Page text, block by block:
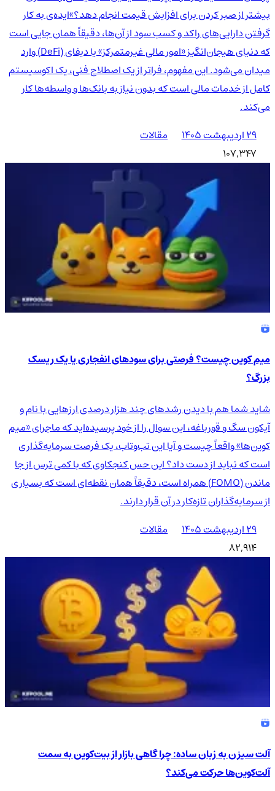
بیشتر از صبر کردن برای افزایش قیمت انجام دهد؟»ایده‌ی به کار
گرفتن دارایی‌های راکد و کسب سود از آن‌ها، دقیقاً همان جایی است
که دنیای هیجان‌انگیز «امور مالی غیرمتمرکز» یا دیفای (DeFi) وارد
میدان می‌شود. این مفهوم، فراتر از یک اصطلاح فنی، یک اکوسیستم
کامل از خدمات مالی است که بدون نیاز به بانک‌ها و واسطه‌ها کار
می‌کند.
۲۹ اردیبهشت ۱۴۰۵
مقالات
107,347
میم کوین چیست؟ فرصتی برای سودهای انفجاری یا یک ریسک
بزرگ؟
شاید شما هم با دیدن رشدهای چند هزار درصدی ارزهایی با نام و
آیکون سگ و قورباغه، این سوال را از خود پرسیده‌اید که ماجرای «میم
کوین‌ها» واقعاً چیست و آیا این تب‌وتاب، یک فرصت سرمایه‌گذاری
است که نباید از دست داد؟ این حس کنجکاوی که با کمی ترس از جا
ماندن (FOMO) همراه است، دقیقاً همان نقطه‌ای است که بسیاری
از سرمایه‌گذاران تازه‌کار در آن قرار دارند.
۲۹ اردیبهشت ۱۴۰۵
مقالات
82,914
آلت سیزن به زبان ساده: چرا گاهی بازار از بیت‌کوین به سمت
آلت‌کوین‌ها حرکت می‌کند؟